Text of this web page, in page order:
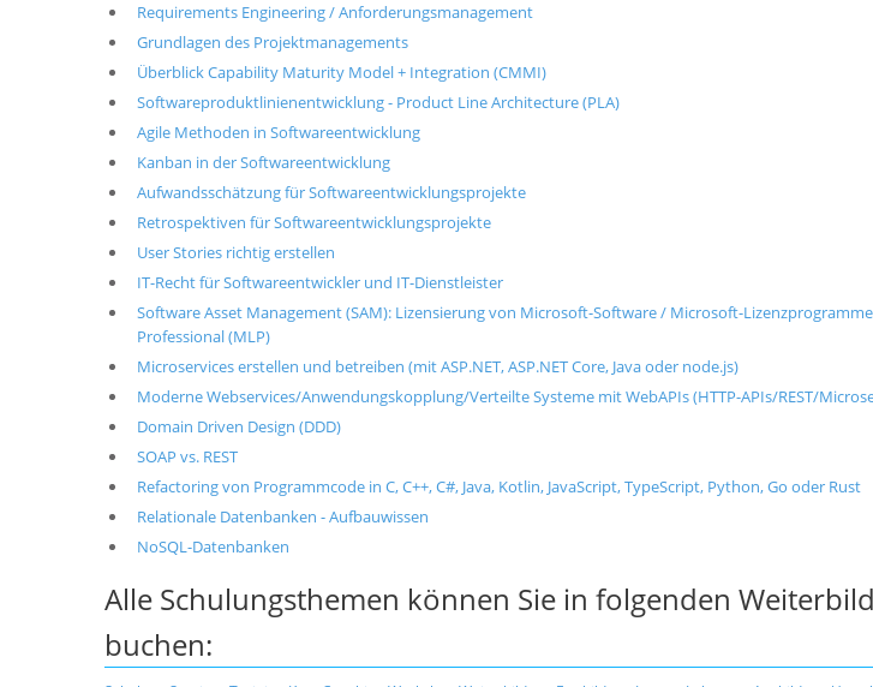
Requirements Engineering / Anforderungsmanagement
Grundlagen des Projektmanagements
Überblick Capability Maturity Model + Integration (CMMI)
Softwareproduktlinienentwicklung - Product Line Architecture (PLA)
Agile Methoden in Softwareentwicklung
Kanban in der Softwareentwicklung
Aufwandsschätzung für Softwareentwicklungsprojekte
Retrospektiven für Softwareentwicklungsprojekte
User Stories richtig erstellen
IT-Recht für Softwareentwickler und IT-Dienstleister
Software Asset Management (SAM): Lizensierung von Microsoft-Software / Microsoft-
Professional (MLP)
Microservices erstellen und betreiben (mit ASP.NET, ASP.NET Core, Java oder node.js)
Moderne Webservices/Anwendungskopplung/Verteilte Systeme mit WebAPIs (HTTP-APIs/REST/
Domain Driven Design (DDD)
SOAP vs. REST
Refactoring von Programmcode in C, C++, C#, Java, Kotlin, JavaScript, TypeScript, Python, Go oder Rust
Relationale Datenbanken - Aufbauwissen
NoSQL-Datenbanken
Alle Schulungsthemen können Sie in folgenden
buchen: